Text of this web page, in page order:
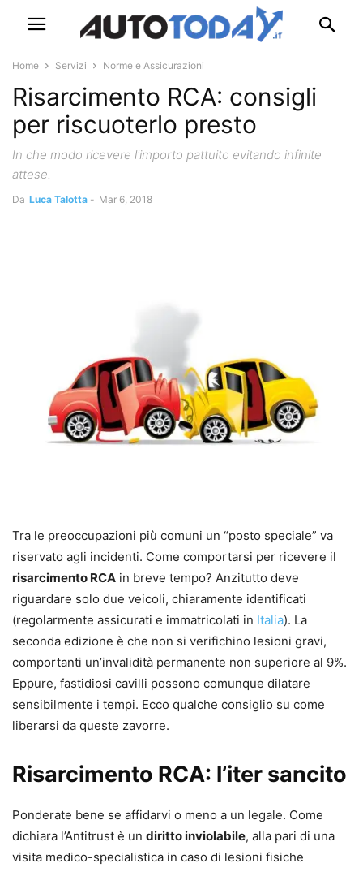
Home Servizi Norme e Assicurazioni
Risarcimento RCA: consigli
per riscuoterlo presto
In che modo ricevere l'importo pattuito evitando infinite
attese.
Da Luca Talotta - Mar 6, 2018
Tra le preoccupazioni più comuni un “posto speciale” va
riservato agli incidenti. Come comportarsi per ricevere il
risarcimento RCA in breve tempo? Anzitutto deve
riguardare solo due veicoli, chiaramente identificati
(regolarmente assicurati e immatricolati in Italia). La
seconda edizione è che non si verifichino lesioni gravi,
comportanti un’invalidità permanente non superiore al 9%.
Eppure, fastidiosi cavilli possono comunque dilatare
sensibilmente i tempi. Ecco qualche consiglio su come
liberarsi da queste zavorre.
Risarcimento RCA: l’iter sancito
Ponderate bene se affidarvi o meno a un legale. Come
dichiara l’Antitrust è un diritto inviolabile, alla pari di una
visita medico-specialistica in caso di lesioni fisiche